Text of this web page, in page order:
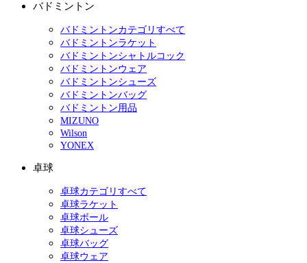
バドミントン
バドミントンカテゴリすべて
バドミントンラケット
バドミントンシャトルコック
バドミントンウェア
バドミントンシューズ
バドミントンバッグ
バドミントン用品
MIZUNO
Wilson
YONEX
卓球
卓球カテゴリすべて
卓球ラケット
卓球ボール
卓球シューズ
卓球バッグ
卓球ウェア